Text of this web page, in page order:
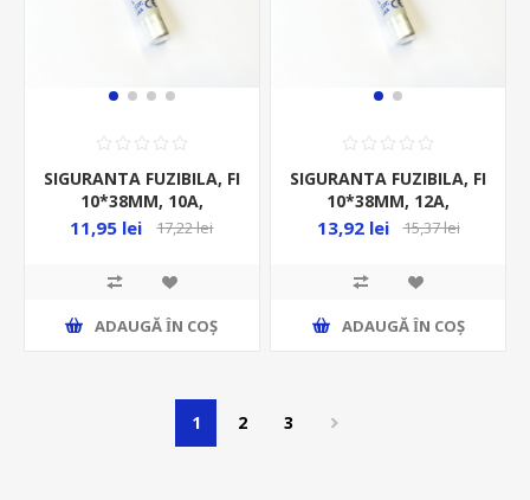
SIGURANTA FUZIBILA, FI
10*38MM, 10A,
1000VDC, GPV, ST-10PV
11,95 lei 17,22 lei
ADAUGĂ ȊN COŞ
SIGURANTA FUZIBILA, FI
10*38MM, 12A,
1000VDC, GPV, ST-10PV
13,92 lei 15,37 lei
ADAUGĂ ȊN COŞ
1 2 3